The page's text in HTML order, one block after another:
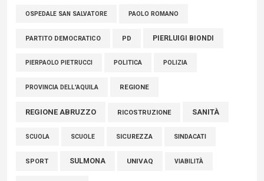
OSPEDALE SAN SALVATORE PAOLO ROMANO
PARTITO DEMOCRATICO PD PIERLUIGI BIONDI
PIERPAOLO PIETRUCCI POLITICA POLIZIA
PROVINCIA DELL'AQUILA REGIONE
REGIONE ABRUZZO RICOSTRUZIONE SANITÀ
SCUOLA SCUOLE SICUREZZA SINDACATI
SPORT SULMONA UNIVAQ VIABILITÀ